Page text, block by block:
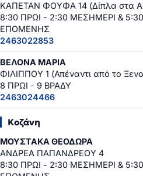
ΚΑΠΕΤΑΝ ΦΟΥΦΑ 14 (Δίπλα στα
8:30 ΠΡΩΙ - 2:30 ΜΕΣΗΜΕΡΙ &
ΕΠΟΜΕΝΗΣ
2463022853
ΒΕΛΟΝΑ ΜΑΡΙΑ
ΦΙΛΙΠΠΟΥ 1 (Απέναντι από το
8 ΠΡΩΙ - 9 ΒΡΑΔΥ
2463024466
Κοζάνη
ΜΟΥΣΤΑΚΑ ΘΕΟΔΩΡΑ
ΑΝΔΡΕΑ ΠΑΠΑΝΔΡΕΟΥ 4
8:30 ΠΡΩΙ - 2:30 ΜΕΣΗΜΕΡΙ &